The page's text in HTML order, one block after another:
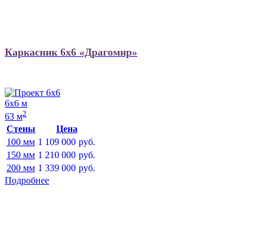
Каркасник 6х6 «Драгомир»
6х6 м
63 м2
Стены
Цена
100 мм 1 109 000 руб.
150 мм 1 210 000 руб.
200 мм 1 339 000 руб.
Подробнее